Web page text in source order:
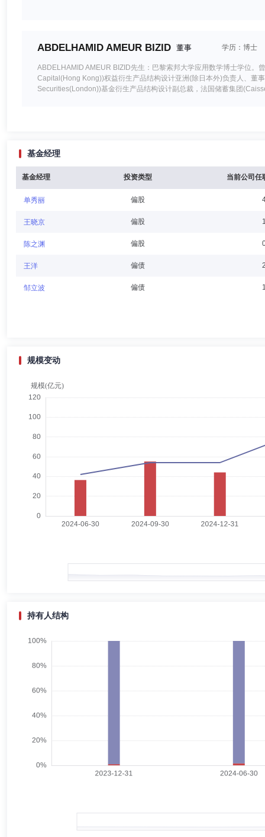
ABDELHAMID AMEUR BIZID 董事 学历：博士
ABDELHAMID AMEUR BIZID先生：巴黎索邦大学应用数学博士学位
Capital(Hong Kong))权益衍生产品结构设计亚洲(除日本外)负责人、董
Securities(London))基金衍生产品结构设计副总裁，法国储蓄集团
陈蕙兰女士/SUSAN WAI-LAN CHAN：波士顿大学经济学文学学士。
建信理财有限责任公司董事，贝莱德香港控股有限公司董事，贝莱德证
委员会成员。曾任德意志证券亚洲有限公司(Deutsche Securities Asia
杨桦 学历：硕士
杨桦女士：独立董事，美国波士顿学院工商管理硕士学位。兼任中关村
李亦非
李亦非女士：独立董事，美国贝勒大学国际关系硕士学位。兼任洛克菲
MARK ANDREW FINNIE
MARK ANDREW FINNIE先生：贝莱德基金管理有限公司监事，英国巴
监事会主席（监事长）,职工监事 学历：硕士 任
贝莱德沪深300指数增强型证券投资基金基金经理，2025年1月23日起
理，2026年4月10日起任贝莱德欣悦丰利债券型证券投资基金基金经理。
孙博 投资决策委员会成员 任职日期：2026-01-15
基金经理
基金经理 投资类型 当前公司任
单秀丽 偏股
王晓京 偏股
陈之渊 偏股
王洋 偏债
邹立波 偏债
规模变动
持有人结构